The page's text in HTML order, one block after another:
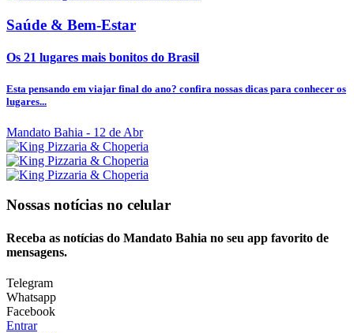
Saúde & Bem-Estar
Os 21 lugares mais bonitos do Brasil
Esta pensando em viajar final do ano? confira nossas dicas para conhecer os
lugares...
Mandato Bahia - 12 de Abr
Nossas notícias no celular
Receba as notícias do Mandato Bahia no seu app favorito de
mensagens.
Telegram
Whatsapp
Facebook
Entrar